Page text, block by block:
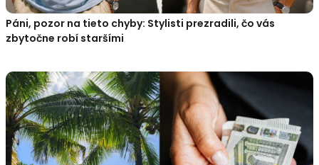
Páni, pozor na tieto chyby: Stylisti prezradili, čo vás
zbytočne robí staršími